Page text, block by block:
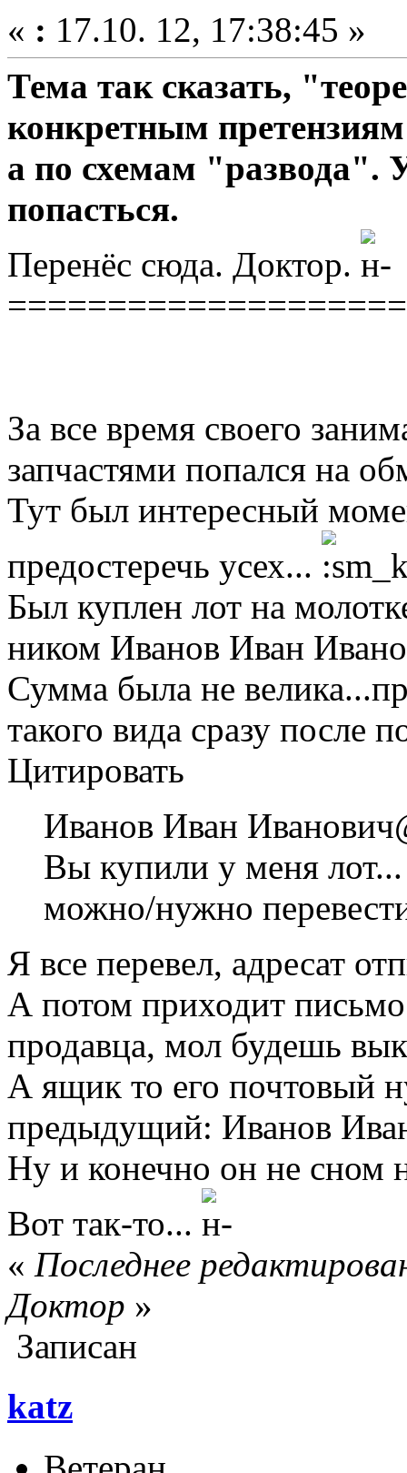
« : 17.10. 12, 17:38:45 »
Тема так сказать,
конкретным
а по схемам "развода".
попасться.
Перенёс сюда. Доктор.
За все время своего
запчастями попался на
Тут был интересный
предостеречь усех...
Был куплен лот на
ником Иванов Иван
Сумма была не
такого вида сразу после
Цитировать
Иванов Иван
Вы купили у меня лот...
можно/нужно
Я все перевел, адресат
А потом приходит
продавца, мол будешь
А ящик то его почтовый
предыдущий: Иванов
Ну и конечно он не сном
Вот так-то...
« Последнее
Доктор »
Записан
katz